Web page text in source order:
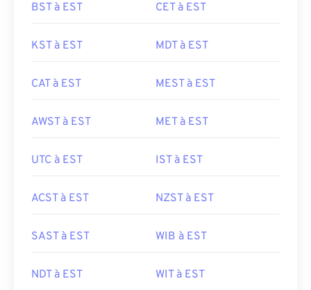
BST à EST CET à EST
KST à EST MDT à EST
CAT à EST MEST à EST
AWST à EST MET à EST
UTC à EST IST à EST
ACST à EST NZST à EST
SAST à EST WIB à EST
NDT à EST WIT à EST